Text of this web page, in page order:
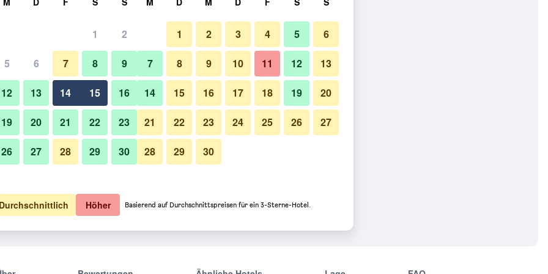
Preise anzeigen
Preise anzeigen
1 2
5 6 7 8 9
12 13 14 15 16
19 20 21 22 23
26 27 28 29 30
1 2 3 4 5 6
7 8 9 10 11 12 13
14 15 16 17 18 19 20
21 22 23 24 25 26 27
28 29 30
Durchschnittlich Höher Basierend auf Durchschnittspreisen für ein 3-Sterne-Hotel.